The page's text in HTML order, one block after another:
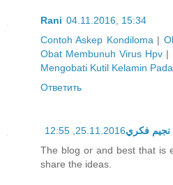
Rani 04.11.2016, 15:34
Contoh Askep Kondiloma |
Obat Membunuh Virus Hpv |
Mengobati Kutil Kelamin
Ответить
نجيم فكري25.11.2016, 12:55
The blog or and best that is
share the ideas.